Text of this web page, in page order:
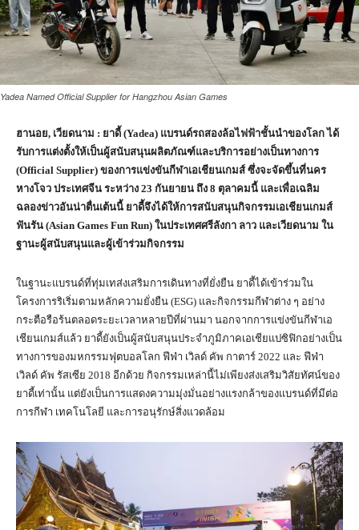
Yadea Named Official Supplier for Hangzhou Asian Games
ฮานอย, เวียดนาม : ยาดี้ (Yadea) แบรนด์รถสองล้อไฟฟ้าชั้นนำของโลก ได้
รับการแต่งตั้งให้เป็นผู้สนับสนุนผลิตภัณฑ์และบริการอย่างเป็นทางการ
(Official Supplier) ของการแข่งขันกีฬาเอเชียนเกมส์ ซึ่งจะจัดขึ้นที่นคร
หางโจว ประเทศจีน ระหว่าง 23 กันยายน ถึง 8 ตุลาคมนี้ และเพื่อเฉลิม
ฉลองข่าวอันน่าตื่นเต้นนี้ ยาดี้จึงได้ให้การสนับสนุนกิจกรรมเอเชียนเกมส์
ฟันรัน (Asian Games Fun Run) ในประเทศศรีลังกา ลาว และเวียดนาม ใน
ฐานะผู้สนับสนุนและผู้เข้าร่วมกิจกรรม
ในฐานะแบรนด์ที่ทุ่มเทส่งเสริมการเดินทางที่ยั่งยืน ยาดี้ได้เข้าร่วมใน
โครงการริเริ่มตามหลักความยั่งยืน (ESG) และกิจกรรมกีฬาต่าง ๆ อย่าง
กระตือรือร้นตลอดระยะเวลาหลายปีที่ผ่านมา นอกจากการแข่งขันกีฬาเอ
เชียนเกมส์แล้ว ยาดี้ยังเป็นผู้สนับสนุนประจำภูมิภาคเอเชียแปซิฟิกอย่างเป็น
ทางการของมหกรรมฟุตบอลโลก ฟีฟ่า เวิลด์ คัพ กาตาร์ 2022 และ ฟีฟ่า
เวิลด์ คัพ รัสเซีย 2018 อีกด้วย กิจกรรมเหล่านี้ไม่เพียงส่งเสริมวิสัยทัศน์ของ
ยาดี้เท่านั้น แต่ยังเป็นการแสดงความมุ่งมั่นอย่างแรงกล้าของแบรนด์ที่มีต่อ
การกีฬา เทคโนโลยี และการอนุรักษ์สิ่งแวดล้อม